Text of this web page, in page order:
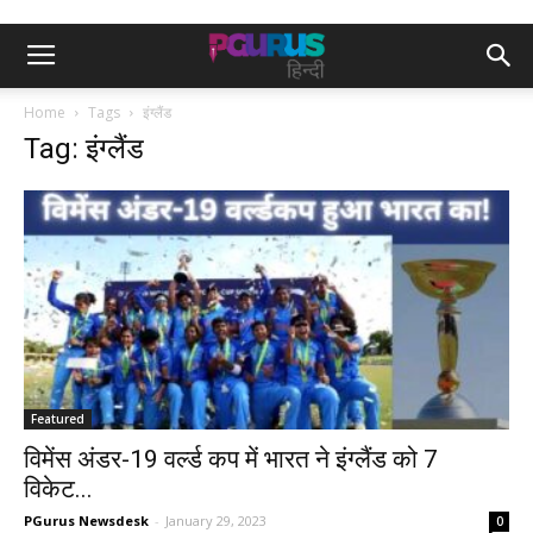
Home Tags इंग्लैंड
Tag: इंग्लैंड
Featured
विमेंस अंडर-19 वर्ल्ड कप में भारत ने इंग्लैंड को 7
विकेट...
PGurus Newsdesk - January 29, 2023 0